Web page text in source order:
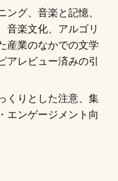
グ、音楽と記憶、
音楽文化、アルゴリ
産業のなかでの文学
レビュー済みの引
くりとした注意、集
エンゲージメント向